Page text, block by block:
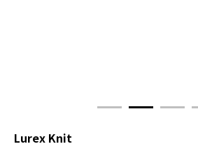
Lurex Knit